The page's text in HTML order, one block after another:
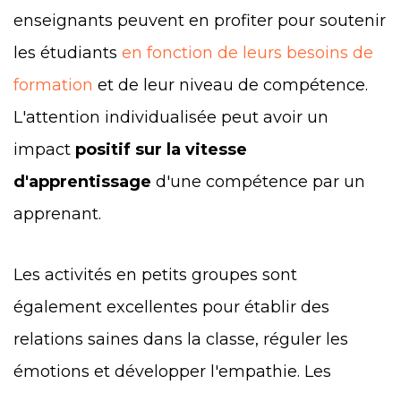
enseignants peuvent en profiter pour soutenir
les étudiants en fonction de leurs besoins de
formation et de leur niveau de compétence.
L'attention individualisée peut avoir un
impact positif sur la vitesse
d'apprentissage d'une compétence par un
apprenant.
Les activités en petits groupes sont
également excellentes pour établir des
relations saines dans la classe, réguler les
émotions et développer l'empathie. Les